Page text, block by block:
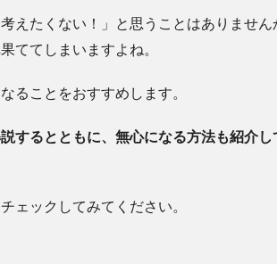
えたくない！」と思うことはありません
ててしまいますよね。
ることをおすすめします。
するとともに、無心になる方法も紹介し
ェックしてみてください。